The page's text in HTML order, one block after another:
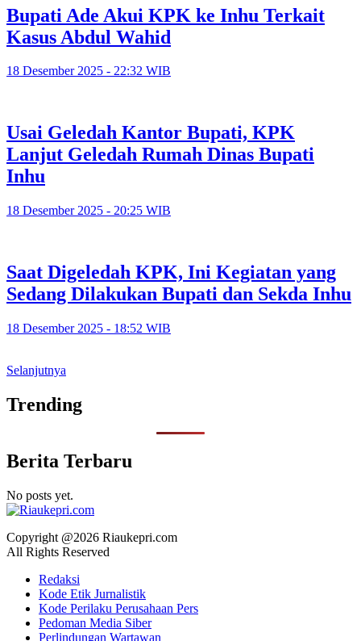
Bupati Ade Akui KPK ke Inhu Terkait
Kasus Abdul Wahid
18 Desember 2025 - 22:32 WIB
Usai Geledah Kantor Bupati, KPK
Lanjut Geledah Rumah Dinas Bupati
Inhu
18 Desember 2025 - 20:25 WIB
Saat Digeledah KPK, Ini Kegiatan yang
Sedang Dilakukan Bupati dan Sekda Inhu
18 Desember 2025 - 18:52 WIB
Selanjutnya
Trending
Berita Terbaru
No posts yet.
Copyright @2026 Riaukepri.com
All Rights Reserved
Redaksi
Kode Etik Jurnalistik
Kode Perilaku Perusahaan Pers
Pedoman Media Siber
Perlindungan Wartawan